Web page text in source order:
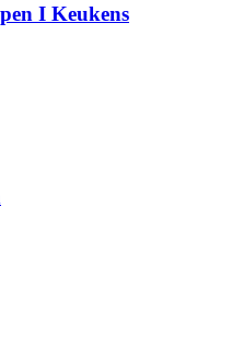
I Keukens